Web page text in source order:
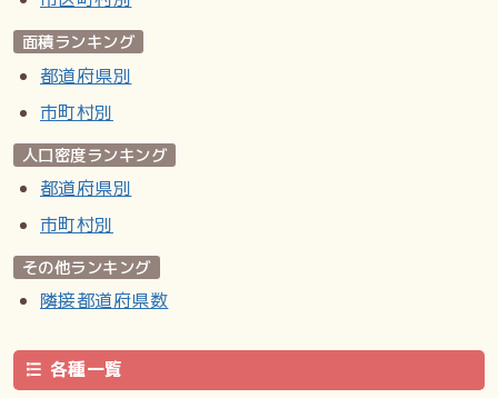
面積ランキング
都道府県別
市町村別
人口密度ランキング
都道府県別
市町村別
その他ランキング
隣接都道府県数
各種一覧